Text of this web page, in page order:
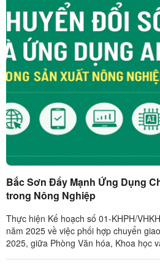
Bắc Sơn Đẩy Mạnh Ứng Dụng
trong Nông Nghiệp
Thực hiện Kế hoạch số 01-KHPH/
năm 2025 về việc phối hợp chuyển
2025, giữa Phòng Văn hóa, Khoa học